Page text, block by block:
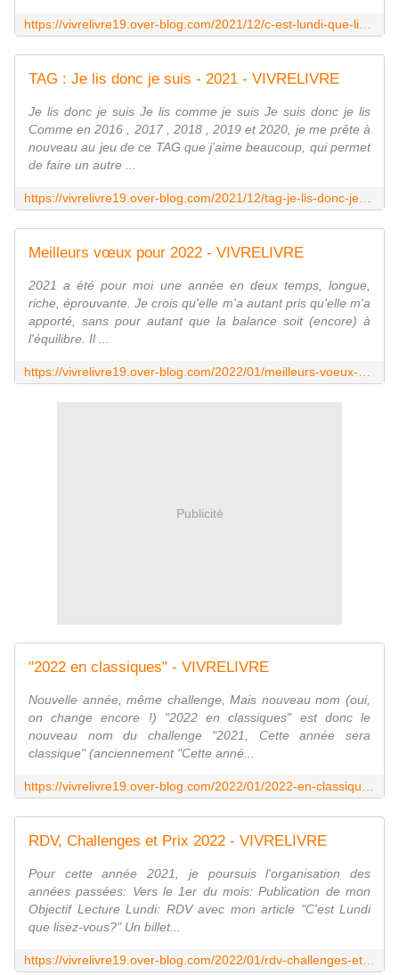
TAG : Je lis donc je suis - 2021 - VIVRELIVRE
Je lis donc je suis Je lis comme je suis Je suis donc je lis
Comme en 2016 , 2017 , 2018 , 2019 et 2020, je me prête à
nouveau au jeu de ce TAG que j'aime beaucoup, qui permet
de faire un autre ...
Meilleurs vœux pour 2022 - VIVRELIVRE
2021 a été pour moi une année en deux temps, longue,
riche, éprouvante. Je crois qu'elle m'a autant pris qu'elle m'a
apporté, sans pour autant que la balance soit (encore) à
l'équilibre. Il ...
Publicité
"2022 en classiques" - VIVRELIVRE
Nouvelle année, même challenge, Mais nouveau nom (oui,
on change encore !) "2022 en classiques" est donc le
nouveau nom du challenge "2021, Cette année sera
classique" (anciennement "Cette anné...
RDV, Challenges et Prix 2022 - VIVRELIVRE
Pour cette année 2021, je poursuis l'organisation des
années passées: Vers le 1er du mois: Publication de mon
Objectif Lecture Lundi: RDV avec mon article "C'est Lundi
que lisez-vous?" Un billet...